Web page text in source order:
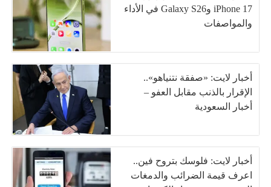
iPhone 17 وGalaxy S26 في الأداء
والمواصفات
أخبار لايت: «صفقة نتنياهو»..
الإقرار بالذنب مقابل العفو –
أخبار السعودية
أخبار لايت: فلوسك بتروح فين..
اعرف قيمة الضرائب والدمغات